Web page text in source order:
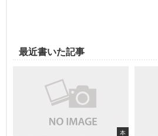
最近書いた記事
本